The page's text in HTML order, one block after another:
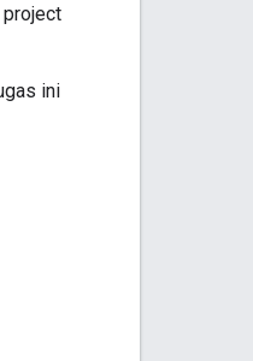
project
ini